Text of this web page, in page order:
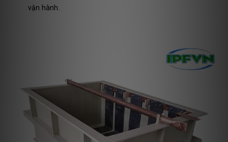
vận hành.